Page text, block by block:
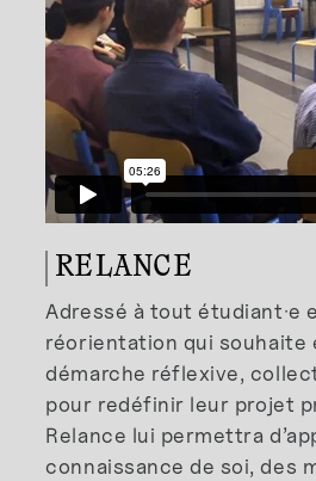
RELANCE
Adressé à tout étudiant·e
réorientation qui souhaite
démarche réflexive,
pour redéfinir leur projet
Relance lui permettra
connaissance de soi, des